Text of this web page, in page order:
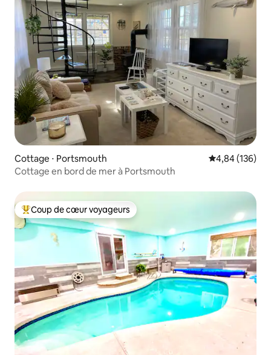
Cottage ⋅ Portsmouth Évaluation
4,84 (136)
Cottage en bord de mer à Portsmouth
Coups de cœur voyageurs les plus appréciés
Coup de cœur voyageurs